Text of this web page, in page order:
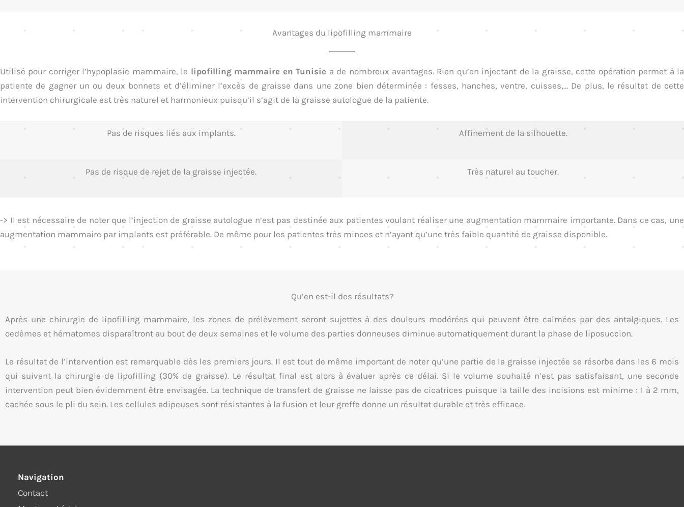
Avantages du lipofilling mammaire
Utilisé pour corriger l’hypoplasie mammaire, le lipofilling mammaire en Tunisie a de nombreux avantages. Rien qu’en injectant de la graisse, cette opération permet à la
patiente de gagner un ou deux bonnets et d’éliminer l’excès de graisse dans une zone bien déterminée : fesses, hanches, ventre, cuisses,… De plus, le résultat de cette
intervention chirurgicale est très naturel et harmonieux puisqu’il s’agit de la graisse autologue de la patiente.
Pas de risques liés aux implants. Affinement de la silhouette.
Pas de risque de rejet de la graisse injectée. Très naturel au toucher.
-> Il est nécessaire de noter que l’injection de graisse autologue n’est pas destinée aux patientes voulant réaliser une augmentation mammaire importante. Dans ce cas, une
augmentation mammaire par implants est préférable. De même pour les patientes très minces et n’ayant qu’une très faible quantité de graisse disponible.
Qu’en est-il des résultats?
Après une chirurgie de lipofilling mammaire, les zones de prélèvement seront sujettes à des douleurs modérées qui peuvent être calmées par des antalgiques. Les
oedèmes et hématomes disparaîtront au bout de deux semaines et le volume des parties donneuses diminue automatiquement durant la phase de liposuccion.
Le résultat de l’intervention est remarquable dès les premiers jours. Il est tout de même important de noter qu’une partie de la graisse injectée se résorbe dans les 6 mois
qui suivent la chirurgie de lipofilling (30% de graisse). Le résultat final est alors à évaluer après ce délai. Si le volume souhaité n’est pas satisfaisant, une seconde
intervention peut bien évidemment être envisagée. La technique de transfert de graisse ne laisse pas de cicatrices puisque la taille des incisions est minime : 1 à 2 mm,
cachée sous le pli du sein. Les cellules adipeuses sont résistantes à la fusion et leur greffe donne un résultat durable et très efficace.
Navigation
Contact